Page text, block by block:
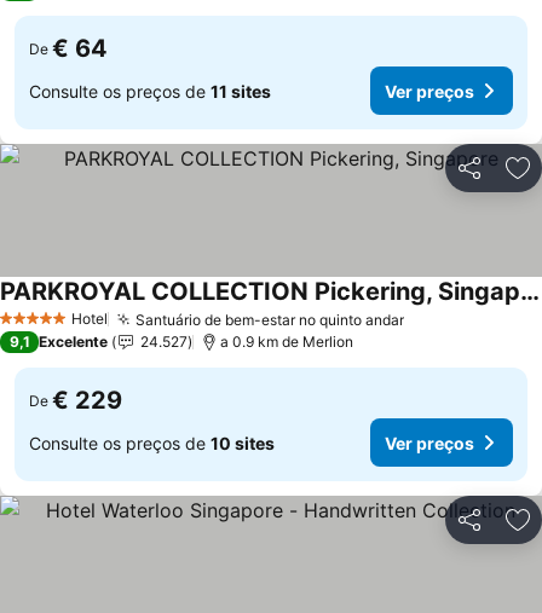
De € 64
Consulte os preços de 11 sites Ver preços
Partilhar
5 Estrelas Hotel Santuário de bem-estar no quinto andarVer preços
PARKROYAL COLLECTION Pickering, Singapore
Ver preços
9,1 Excelente 24.527 a 0.9 km de Merlion
De € 229
Consulte os preços de 10 sites Ver preços
Partilhar